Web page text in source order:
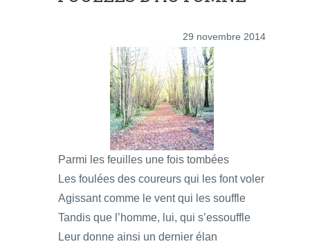
29 novembre 2014
Parmi les feuilles une fois tombées
Les foulées des coureurs qui les font voler
Agissant comme le vent qui les souffle
Tandis que l’homme, lui, qui s’essouffle
Leur donne ainsi un dernier élan